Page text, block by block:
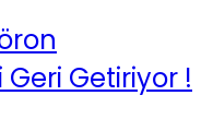
Geri Getiriyor !